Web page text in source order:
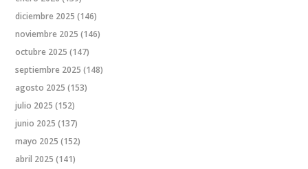
diciembre 2025 (146)
noviembre 2025 (146)
octubre 2025 (147)
septiembre 2025 (148)
agosto 2025 (153)
julio 2025 (152)
junio 2025 (137)
mayo 2025 (152)
abril 2025 (141)